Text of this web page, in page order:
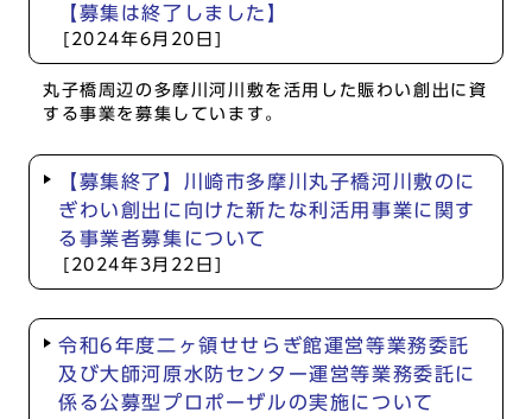
【募集は終了しました】
[2024年6月20日]
丸子橋周辺の多摩川河川敷を活用した賑わい創出に資
する事業を募集しています。
【募集終了】川崎市多摩川丸子橋河川敷のに
ぎわい創出に向けた新たな利活用事業に関す
る事業者募集について
[2024年3月22日]
令和6年度二ヶ領せせらぎ館運営等業務委託
及び大師河原水防センター運営等業務委託に
係る公募型プロポーザルの実施について